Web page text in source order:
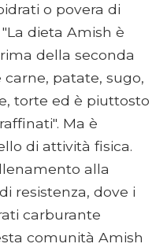
o povera di
dieta Amish è
della seconda
patate, sugo,
torte ed è piuttosto
Ma è
di attività fisica.
alla
resistenza, dove i
carburante
comunità Amish